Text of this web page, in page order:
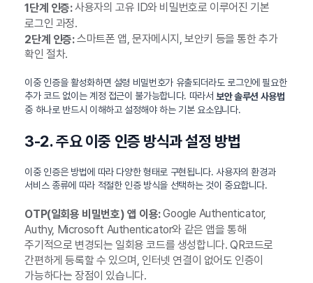
1단계 인증:사용자의 고유 ID와 비밀번호로 이루어진 기본
로그인 과정.
2단계 인증:스마트폰 앱, 문자메시지, 보안키 등을 통한 추가
확인 절차.
이중 인증을 활성화하면 설령 비밀번호가 유출되더라도 로그인에 필요한
추가 코드 없이는 계정 접근이 불가능합니다. 따라서보안 솔루션 사용법
중 하나로 반드시 이해하고 설정해야 하는 기본 요소입니다.
3-2. 주요 이중 인증 방식과 설정 방법
이중 인증은 방법에 따라 다양한 형태로 구현됩니다. 사용자의 환경과
서비스 종류에 따라 적절한 인증 방식을 선택하는 것이 중요합니다.
OTP(일회용 비밀번호) 앱 이용:Google Authenticator,
Authy, Microsoft Authenticator와 같은 앱을 통해
주기적으로 변경되는 일회용 코드를 생성합니다. QR코드로
간편하게 등록할 수 있으며, 인터넷 연결이 없어도 인증이
가능하다는 장점이 있습니다.